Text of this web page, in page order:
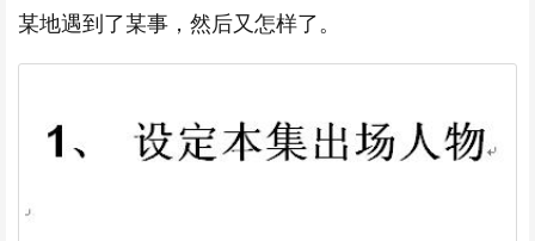
某地遇到了某事，然后又怎样了。